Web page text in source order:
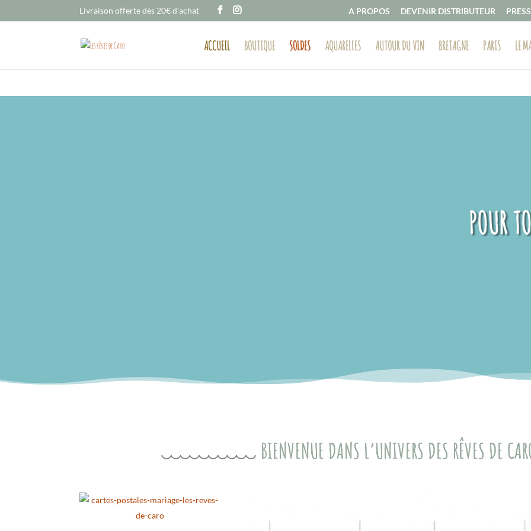
Livraison offerte dès 20€ d'achat A PROPOS DEVENIR DISTRIBUTEUR
ACCUEIL BOUTIQUE SOLDES AQUARELLES AUTOUR DU VIN BRETAGNE PARIS LE
POUR
BIENVENUE DANS L’UNIVERS DES RÊVES DE